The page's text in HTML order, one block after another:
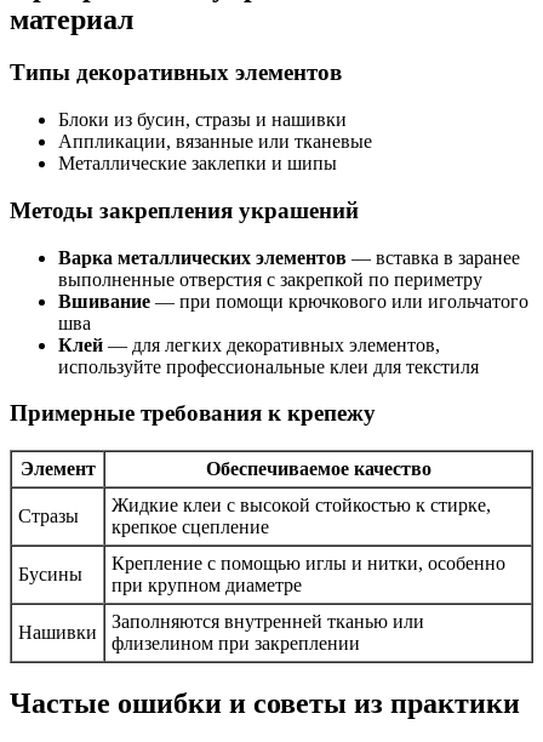
материал
Типы декоративных элементов
Блоки из бусин, стразы и нашивки
Аппликации, вязанные или тканевые
Металлические заклепки и шипы
Методы закрепления украшений
Варка металлических элементов — вставка в заранее
выполненные отверстия с закрепкой по периметру
Вшивание — при помощи крючкового или игольчатого
шва
Клей — для легких декоративных элементов,
используйте профессиональные клеи для текстиля
Примерные требования к крепежу
Элемент Обеспечиваемое качество
Стразы
Жидкие клеи с высокой стойкостью к стирке,
крепкое сцепление
Бусины
Крепление с помощью иглы и нитки, особенно
при крупном диаметре
Нашивки
Заполняются внутренней тканью или
флизелином при закреплении
Частые ошибки и советы из практики